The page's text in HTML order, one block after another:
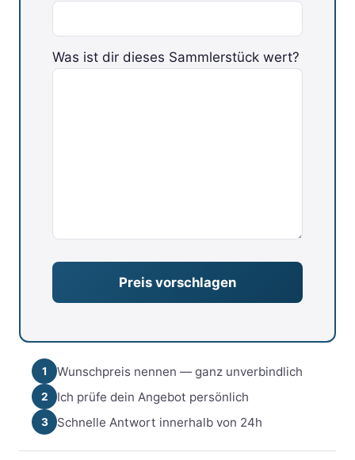
Bitte lasse dieses Feld leer.
Was ist dir dieses Sammlerstück wert?
1 Wunschpreis nennen — ganz unverbindlich
2 Ich prüfe dein Angebot persönlich
3 Schnelle Antwort innerhalb von 24h